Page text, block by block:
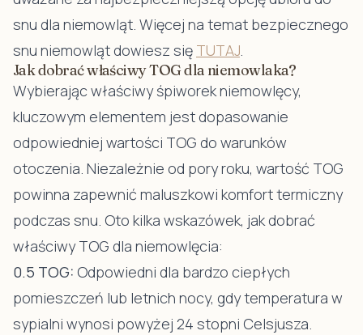
snu dla niemowląt. Więcej na temat bezpiecznego
snu niemowląt dowiesz się TUTAJ.
Jak dobrać właściwy TOG dla niemowlaka?
Wybierając właściwy śpiworek niemowlęcy,
kluczowym elementem jest dopasowanie
odpowiedniej wartości TOG do warunków
otoczenia. Niezależnie od pory roku, wartość TOG
powinna zapewnić maluszkowi komfort termiczny
podczas snu. Oto kilka wskazówek, jak dobrać
właściwy TOG dla niemowlęcia:
0.5 TOG: Odpowiedni dla bardzo ciepłych
pomieszczeń lub letnich nocy, gdy temperatura w
sypialni wynosi powyżej 24 stopni Celsjusza.